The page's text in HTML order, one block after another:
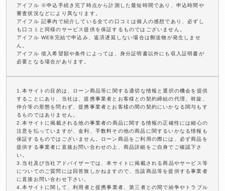
アイフル ※申込手続き完了時点から計測した最短時間であり、申込時間や
審査状況などにより異なります。
アイフル 記事内で紹介している全ての口コミは個人の感想であり、必ずし
も口コミと同様のサービス提供を保証するものではございません。
アイフル WEB完結で申込み、返済遅延しない場合は郵送物が発生しませ
ん。
アイフル 借入希望額や条件によっては、身分証明書以外にも収入証明書が
必要となる場合があります。
1.本サイトの目的は、ローン商品等に関する適切な情報と選択の機会を提供
することにあり、当社は、提携事業者とお客様との契約締結の代理、斡旋、
仲介等の形態を問わず、提携事業者とお客様の間の契約にいかなる関与もす
るものではありません。
2.本サイトに掲載される他の事業者の商品に関する情報の正確性には細心の
注意を払っていますが、金利、手数料その他の商品に関するいかなる情報も
保証するものではございません。ローン商品をご利用の際には、必ず商品を
提供する事業者に直接お問い合わせの上、商品詳細をご自身でご確認下さ
い。
3.当社及び当社アドバイザーでは、本サイトに掲載される商品やサービス等
についてのご質問には回答致しかねますので、当該商品等を提供する事業者
に直接お問い合わせ下さい。
4.本サイトに関して、利用者と提携事業者、第三者との間で紛争やトラブル